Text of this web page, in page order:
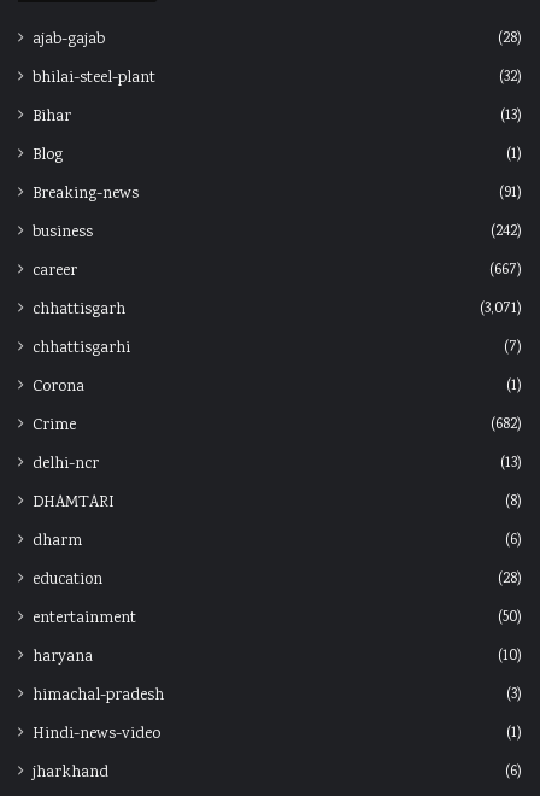
ajab-gajab
(28)
bhilai-steel-plant
(32)
Bihar
(13)
Blog
(1)
Breaking-news
(91)
business
(242)
career
(667)
chhattisgarh
(3,071)
chhattisgarhi
(7)
Corona
(1)
Crime
(682)
delhi-ncr
(13)
DHAMTARI
(8)
dharm
(6)
education
(28)
entertainment
(50)
haryana
(10)
himachal-pradesh
(3)
Hindi-news-video
(1)
jharkhand
(6)